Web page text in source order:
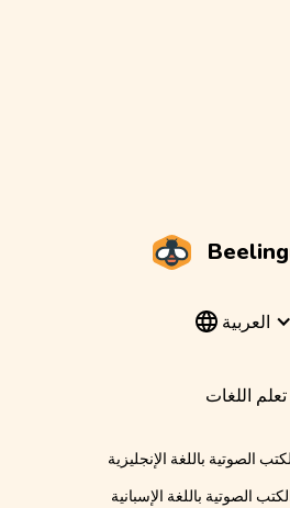
العربية
تعلم اللغات
الصوتية باللغة الإنجليزية
الصوتية باللغة الإسبانية